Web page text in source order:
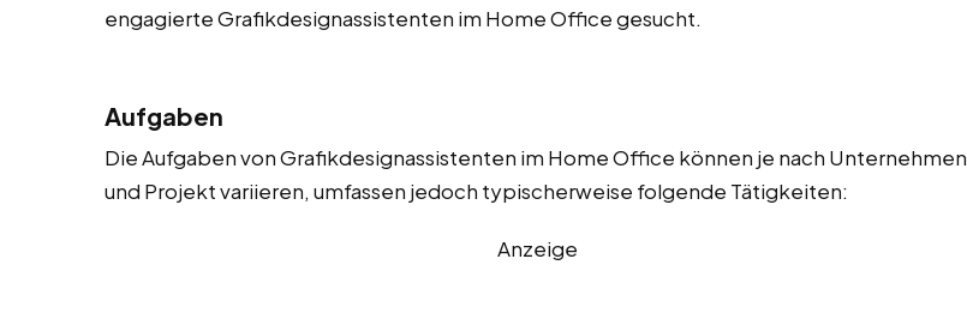
engagierte Grafikdesignassistenten im Home Office gesucht.
Aufgaben
Die Aufgaben von Grafikdesignassistenten im Home Office können je nach Unternehmen
und Projekt variieren, umfassen jedoch typischerweise folgende Tätigkeiten:
Anzeige